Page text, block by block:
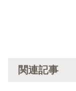
関連記事